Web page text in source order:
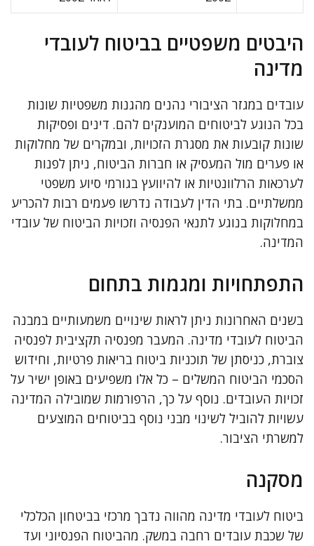
היבטים משפטיים בביטוח לעובדי
מדינה
עובדים במגזר הציבורי נהנים מהגנות משפטיות שונות
בכל הנוגע לביטוחים המוענקים להם. דינים ופסיקות
שונות קובעות את מסגרת הזכויות, ובמקרים של מחלוקות
או פערים מול המעסיק או חברות הביטוח, ניתן לפנות
לערכאות הרלוונטיות או להיוועץ בגורמי סיוע משפטי
ממשלתיים. בתי הדין לעבודה נדרשו פעמים רבות להכריע
במחלוקות בנוגע לתנאי הפנסיה וזכויות הביטוח של עובדי
המדינה.
התפתחויות ומגמות בתחום
בשנים האחרונות ניתן לראות שינויים משמעותיים במבנה
הביטוח לעובדי מדינה. המעבר מפנסיה תקציבית לפנסיה
צוברת, כניסתן של תוכניות ביטוח בריאות פרטיות, וחידוש
הסכמי הביטוח המשלים – כל אלו משפיעים באופן ישיר על
זכויות העובדים. נוסף על כך, הרפורמות שמובילה המדינה
עשויות להוביל לשינוי מבני נוסף בביטוחים המוצעים
למשרתי הציבור.
מסקנה
ביטוח לעובדי מדינה מהווה נדבך מרכזי בביטחון הכלכלי
של שכבת עובדים רחבה במשק. מהביטוח הפנסיוני ועד